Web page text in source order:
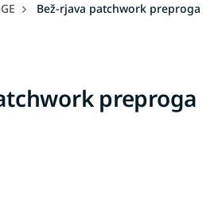
Bež-rjava patchwork preproga
preproga